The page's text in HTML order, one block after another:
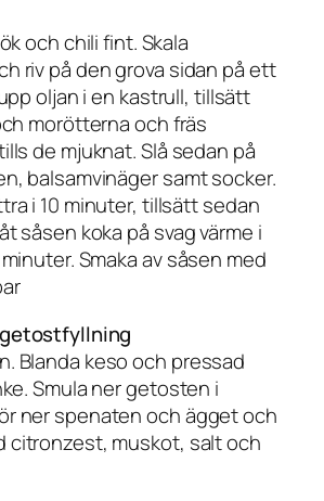
och chili fint. Skala
riv på den grova sidan på ett
oljan i en kastrull, tillsätt
morötterna och fräs
de mjuknat. Slå sedan på
balsamvinäger samt socker.
i 10 minuter, tillsätt sedan
såsen koka på svag värme i
Smaka av såsen med
Blanda keso och pressad
Smula ner getosten i
ner spenaten och ägget och
citronzest, muskot, salt och